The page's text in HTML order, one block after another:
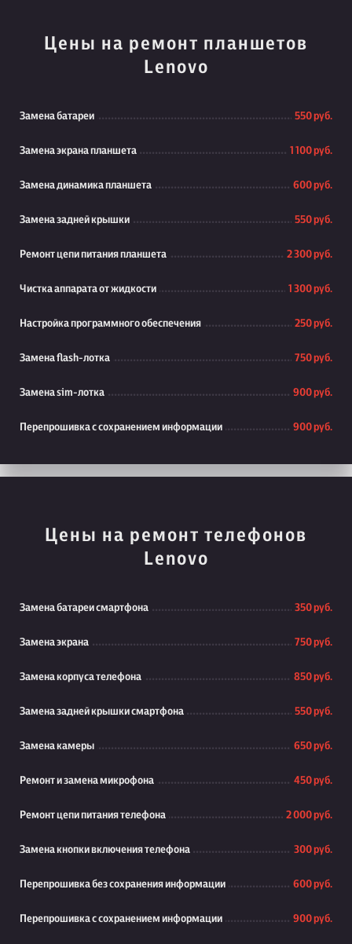
Цены на ремонт планшетов
Lenovo
Замена батареи 550 руб.
Замена экрана планшета 1 100 руб.
Замена динамика планшета 600 руб.
Замена задней крышки 550 руб.
Ремонт цепи питания планшета 2 300 руб.
Чистка аппарата от жидкости 1 300 руб.
Настройка программного обеспечения 250 руб.
Замена flash-лотка 750 руб.
Замена sim-лотка 900 руб.
Перепрошивка с сохранением информации 900 руб.
Цены на ремонт телефонов
Lenovo
Замена батареи смартфона 350 руб.
Замена экрана 750 руб.
Замена корпуса телефона 850 руб.
Замена задней крышки смартфона 550 руб.
Замена камеры 650 руб.
Ремонт и замена микрофона 450 руб.
Ремонт цепи питания телефона 2 000 руб.
Замена кнопки включения телефона 300 руб.
Перепрошивка без сохранения информации 600 руб.
Перепрошивка с сохранением информации 900 руб.